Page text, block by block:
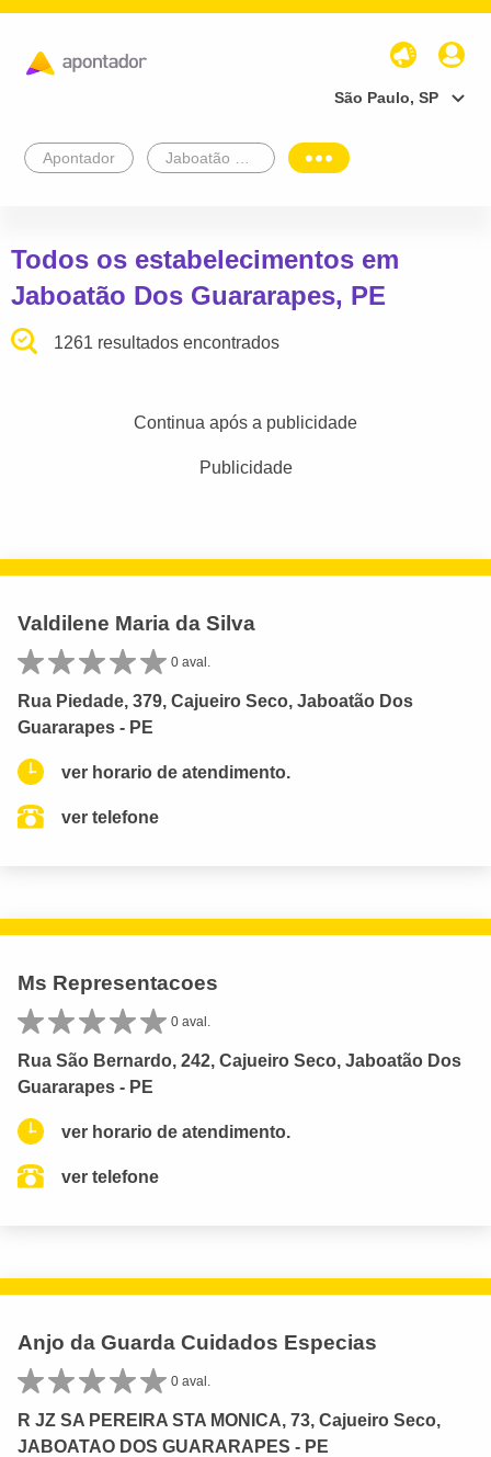
São Paulo, SP
Apontador
Todos os estabelecimentos em
Jaboatão Dos Guararapes, PE
1261 resultados encontrados
Continua após a publicidade
Publicidade
Valdilene Maria da Silva
0 aval.
Rua Piedade, 379, Cajueiro Seco, Jaboatão Dos
Guararapes - PE
ver horario de atendimento.
ver telefone
Ms Representacoes
0 aval.
Rua São Bernardo, 242, Cajueiro Seco, Jaboatão Dos
Guararapes - PE
ver horario de atendimento.
ver telefone
Anjo da Guarda Cuidados Especias
0 aval.
R JZ SA PEREIRA STA MONICA, 73, Cajueiro Seco,
JABOATAO DOS GUARARAPES - PE